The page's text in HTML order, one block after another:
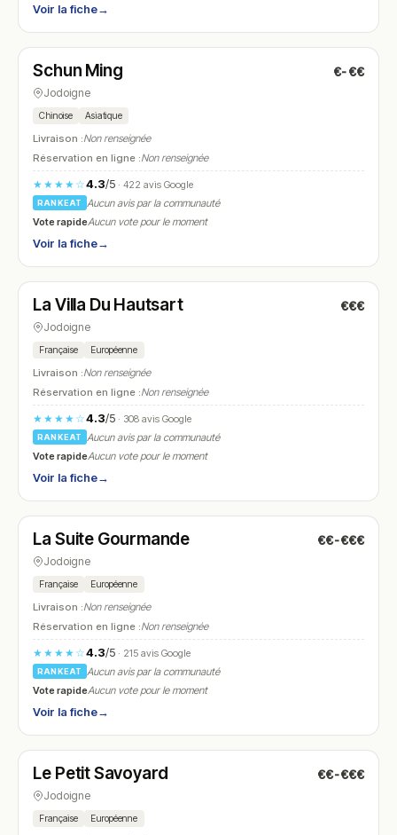
Voir la fiche→
N° 24
Schun Ming €-€€
Jodoigne
Chinoise Asiatique
Livraison :Non renseignée
Réservation en ligne :Non renseignée
★★★★☆4.3/5· 422 avis Google
RANKEAT
Aucun avis par la communauté
Vote rapideAucun vote pour le moment
Voir la fiche→
N° 25
La Villa Du Hautsart €€€
Jodoigne
Française Européenne
Livraison :Non renseignée
Réservation en ligne :Non renseignée
★★★★☆4.3/5· 308 avis Google
RANKEAT
Aucun avis par la communauté
Vote rapideAucun vote pour le moment
Voir la fiche→
N° 26
La Suite Gourmande €€-€€€
Jodoigne
Française Européenne
Livraison :Non renseignée
Réservation en ligne :Non renseignée
★★★★☆4.3/5· 215 avis Google
RANKEAT
Aucun avis par la communauté
Vote rapideAucun vote pour le moment
Voir la fiche→
N° 27
Le Petit Savoyard €€-€€€
Jodoigne
Française Européenne